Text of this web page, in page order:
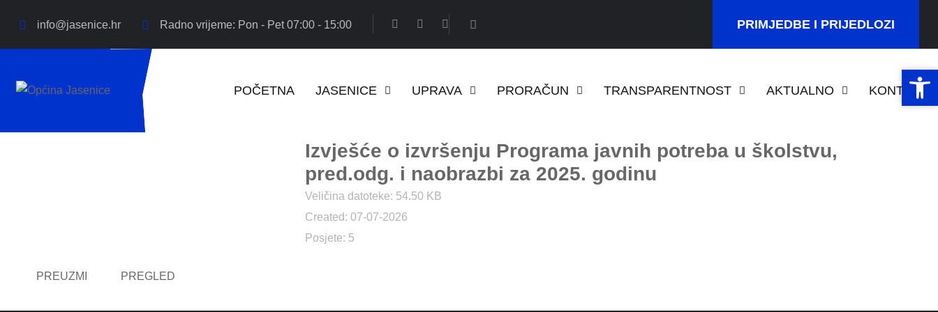
info@jasenice.hr Radno vrijeme: Pon - Pet 07:00 - 15:00 PRIMJEDBE I PRIJEDLOZI
POČETNA JASENICE UPRAVA PRORAČUN TRANSPARENTNOST AKTUALNO KONTAKT
Izvješće o izvršenju Programa javnih potreba u školstvu,
pred.odg. i naobrazbi za 2025. godinu
Veličina datoteke: 54.50 KB
Created: 07-07-2026
Posjete: 5
PREUZMI PREGLED